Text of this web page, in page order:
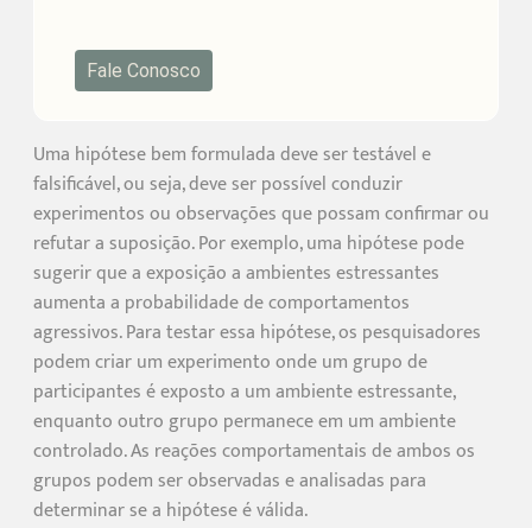
Fale Conosco
Uma hipótese bem formulada deve ser testável e
falsificável, ou seja, deve ser possível conduzir
experimentos ou observações que possam confirmar ou
refutar a suposição. Por exemplo, uma hipótese pode
sugerir que a exposição a ambientes estressantes
aumenta a probabilidade de comportamentos
agressivos. Para testar essa hipótese, os pesquisadores
podem criar um experimento onde um grupo de
participantes é exposto a um ambiente estressante,
enquanto outro grupo permanece em um ambiente
controlado. As reações comportamentais de ambos os
grupos podem ser observadas e analisadas para
determinar se a hipótese é válida.